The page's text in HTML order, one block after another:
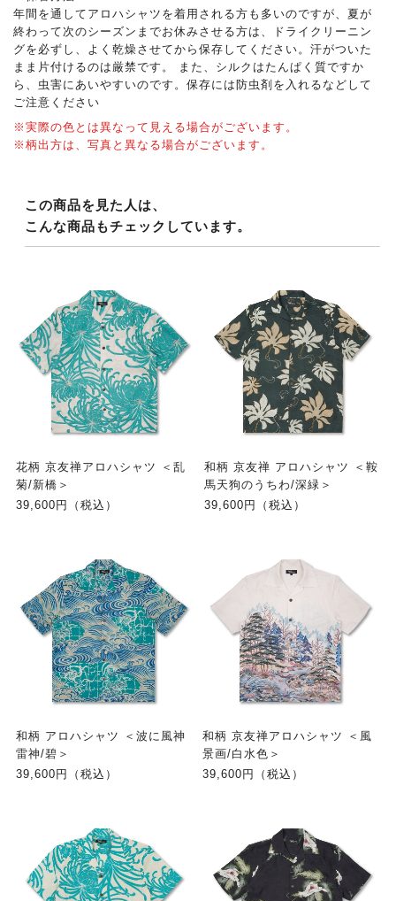
年間を通してアロハシャツを着用される方も多いのですが、夏が
終わって次のシーズンまでお休みさせる方は、ドライクリーニン
グを必ずし、よく乾燥させてから保存してください。汗がついた
まま片付けるのは厳禁です。 また、シルクはたんぱく質ですか
ら、虫害にあいやすいのです。保存には防虫剤を入れるなどして
ご注意ください
※実際の色とは異なって見える場合がございます。
※柄出方は、写真と異なる場合がございます。
この商品を見た人は、
こんな商品もチェックしています。
花柄 京友禅アロハシャツ ＜乱
菊/新橋＞
39,600円（税込）
和柄 京友禅 アロハシャツ ＜鞍
馬天狗のうちわ/深緑＞
39,600円（税込）
和柄 アロハシャツ ＜波に風神
雷神/碧＞
39,600円（税込）
和柄 京友禅アロハシャツ ＜風
景画/白水色＞
39,600円（税込）